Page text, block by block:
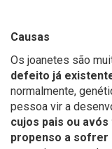
Causas
Os joanetes são
defeito já
normalmente,
pessoa vir a
cujos pais ou
propenso a sofrer